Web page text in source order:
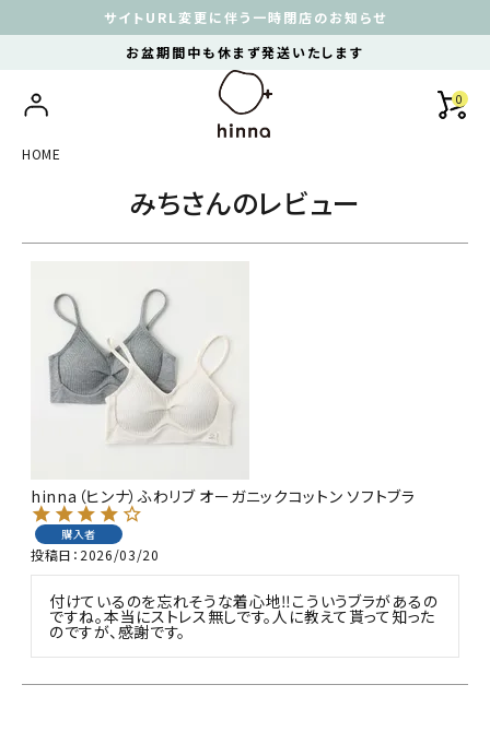
サイトURL変更に伴う一時閉店のお知らせ
お盆期間中も休まず発送いたします
0
HOME
みちさんのレビュー
hinna（ヒンナ）ふわリブ オーガニックコットン ソフトブラ
購入者
投稿日 2026/03/20
付けているのを忘れそうな着心地‼️こういうブラがあるの
ですね。本当にストレス無しです。人に教えて貰って知った
のですが、感謝です。